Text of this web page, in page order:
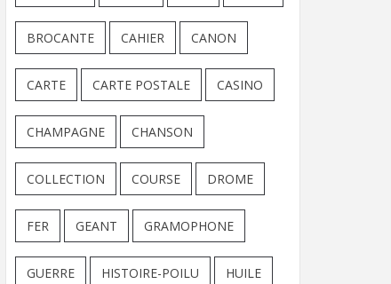
BROCANTE CAHIER CANON
CARTE CARTE POSTALE CASINO
CHAMPAGNE CHANSON
COLLECTION COURSE DROME
FER GEANT GRAMOPHONE
GUERRE HISTOIRE-POILU HUILE